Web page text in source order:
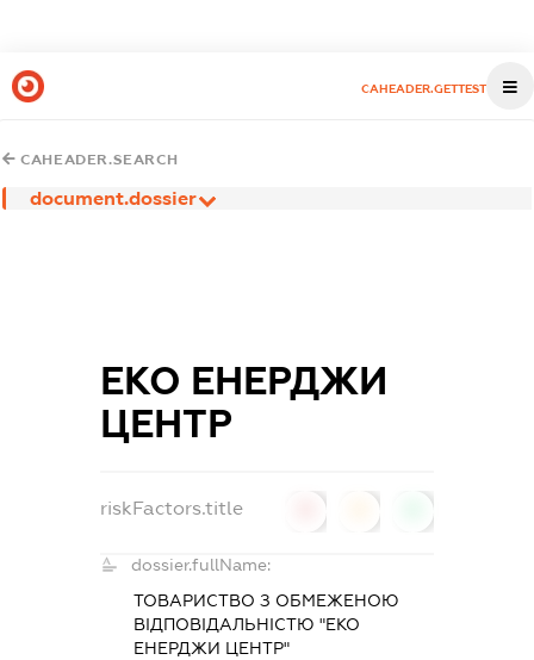
CAHEADER.GETTEST
CAHEADER.SEARCH
document.dossier
ЕКО ЕНЕРДЖИ
ЦЕНТР
riskFactors.title
dossier.fullName:
ТОВАРИСТВО З ОБМЕЖЕНОЮ
ВІДПОВІДАЛЬНІСТЮ "ЕКО
ЕНЕРДЖИ ЦЕНТР"